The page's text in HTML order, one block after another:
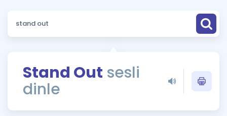
Sözlük
Rehberlik Aracı
ÖSYM Sınav Takvimi
Hakkımızda
Stand Out sesli
dinle